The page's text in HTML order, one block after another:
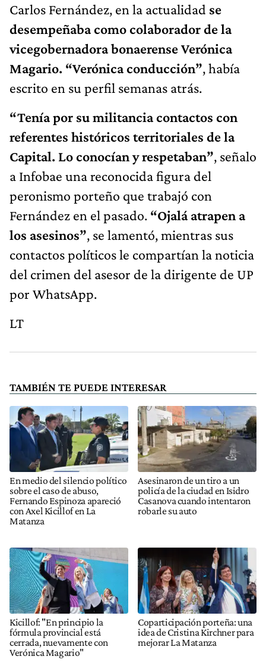
Carlos Fernández, en la actualidad se
desempeñaba como colaborador de la
vicegobernadora bonaerense Verónica
Magario. “Verónica conducción”, había
escrito en su perfil semanas atrás.
“Tenía por su militancia contactos con
referentes históricos territoriales de la
Capital. Lo conocían y respetaban”, señalo
a Infobae una reconocida figura del
peronismo porteño que trabajó con
Fernández en el pasado. “Ojalá atrapen a
los asesinos”, se lamentó, mientras sus
contactos políticos le compartían la noticia
del crimen del asesor de la dirigente de UP
por WhatsApp.
LT
TAMBIÉN TE PUEDE INTERESAR
En medio del silencio político
sobre el caso de abuso,
Fernando Espinoza apareció
con Axel Kicillof en La
Matanza
Asesinaron de un tiro a un
policía de la ciudad en Isidro
Casanova cuando intentaron
robarle su auto
Kicillof: "En principio la
fórmula provincial está
cerrada, nuevamente con
Verónica Magario"
Coparticipación porteña: una
idea de Cristina Kirchner para
mejorar La Matanza